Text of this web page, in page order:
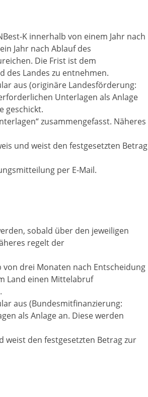
K innerhalb von einem Jahr nach
Jahr nach Ablauf des
Die Frist ist dem
des Landes zu entnehmen.
aus (originäre Landesförderung:
Unterlagen als Anlage
geschickt.
zusammengefasst. Näheres
und weist den festgesetzten Betrag
per E-Mail.
sobald über den jeweiligen
regelt der
drei Monaten nach Entscheidung
Land einen Mittelabruf
aus (Bundesmitfinanzierung:
als Anlage an. Diese werden
den festgesetzten Betrag zur